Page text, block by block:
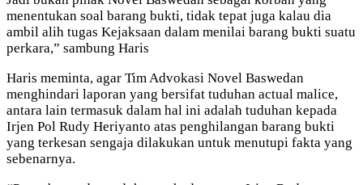
menentukan soal barang bukti, tidak tepat juga kalau dia
ambil alih tugas Kejaksaan dalam menilai barang bukti suatu
perkara,” sambung Haris
Haris meminta, agar Tim Advokasi Novel Baswedan
menghindari laporan yang bersifat tuduhan actual malice,
antara lain termasuk dalam hal ini adalah tuduhan kepada
Irjen Pol Rudy Heriyanto atas penghilangan barang bukti
yang terkesan sengaja dilakukan untuk menutupi fakta yang
sebenarnya.